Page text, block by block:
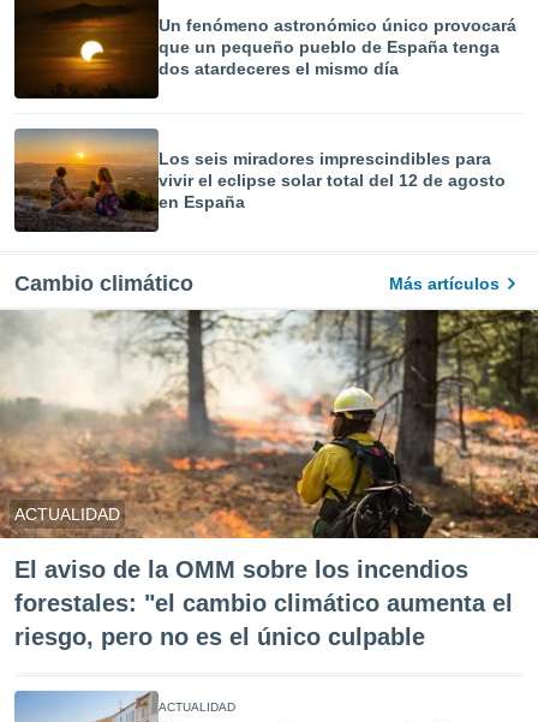
Un fenómeno astronómico único provocará
que un pequeño pueblo de España tenga
dos atardeceres el mismo día
Los seis miradores imprescindibles para
vivir el eclipse solar total del 12 de agosto
en España
Cambio climático Más artículos
ACTUALIDAD
El aviso de la OMM sobre los incendios
forestales: "el cambio climático aumenta el
riesgo, pero no es el único culpable
ACTUALIDAD